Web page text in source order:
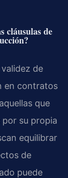
cláusulas de
validez de
en contratos
que
su propia
equilibrar
de
puede